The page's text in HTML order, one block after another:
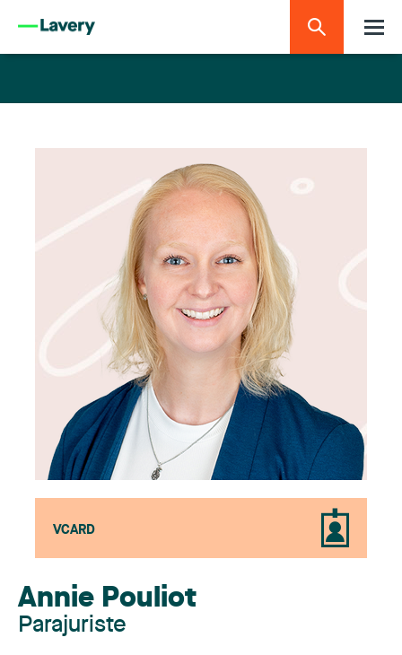
VCARD
Annie Pouliot
Parajuriste